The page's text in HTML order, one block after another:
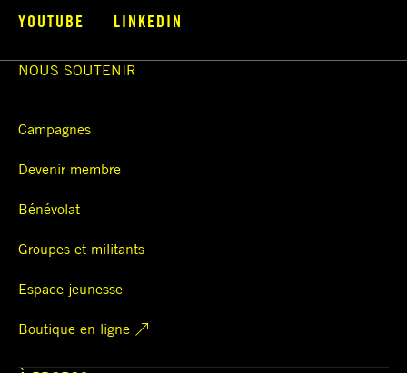
YOUTUBE
LINKEDIN
NOUS SOUTENIR
Campagnes
Devenir membre
Bénévolat
Groupes et militants
Espace jeunesse
Boutique en ligne